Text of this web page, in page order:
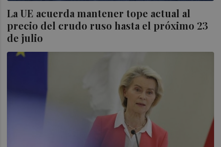
La UE acuerda mantener tope actual al
precio del crudo ruso hasta el próximo 23
de julio